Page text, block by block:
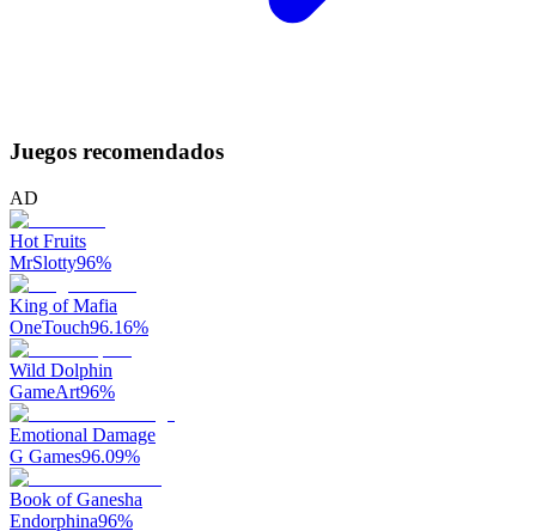
Juegos recomendados
AD
Hot Fruits
MrSlotty96%
King of Mafia
OneTouch96.16%
Wild Dolphin
GameArt96%
Emotional Damage
G Games96.09%
Book of Ganesha
Endorphina96%